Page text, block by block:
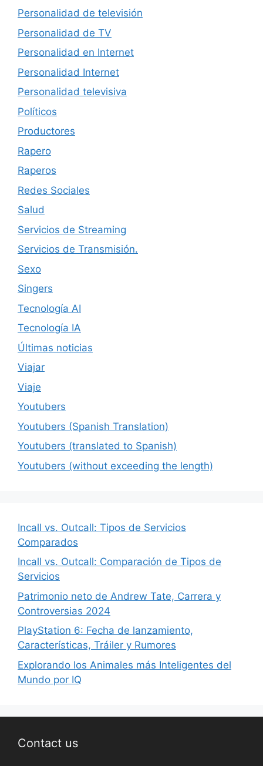
Personalidad de televisión
Personalidad de TV
Personalidad en Internet
Personalidad Internet
Personalidad televisiva
Políticos
Productores
Rapero
Raperos
Redes Sociales
Salud
Servicios de Streaming
Servicios de Transmisión.
Sexo
Singers
Tecnología AI
Tecnología IA
Últimas noticias
Viajar
Viaje
Youtubers
Youtubers (Spanish Translation)
Youtubers (translated to Spanish)
Youtubers (without exceeding the length)
Incall vs. Outcall: Tipos de Servicios
Comparados
Incall vs. Outcall: Comparación de Tipos de
Servicios
Patrimonio neto de Andrew Tate, Carrera y
Controversias 2024
PlayStation 6: Fecha de lanzamiento,
Características, Tráiler y Rumores
Explorando los Animales más Inteligentes del
Mundo por IQ
Contact us